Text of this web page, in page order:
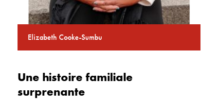
Elizabeth Cooke-Sumbu
Une histoire familiale
surprenante